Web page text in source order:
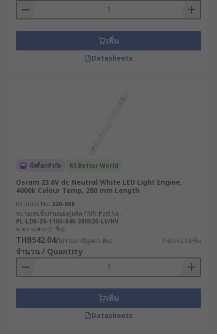
เพิ่ม
Datasheets
มีสต็อกจำกัด RS Better World
Osram 23.6V dc Neutral White LED Light Engine,
4000k Colour Temp, 280 mm Length
RS Stock No. 326-868
หมายเลขชิ้นส่วนของผู้ผลิต / Mfr. Part No.
PL-LIN-Z6-1100-840-280X20-LV/HV
ยอดรวมย่อย (1 ชิ้น)
THB542.04(ไม่รวมภาษีมูลค่าเพิ่ม) THB542.04/ชิ้น
จำนวน / Quantity
เพิ่ม
Datasheets